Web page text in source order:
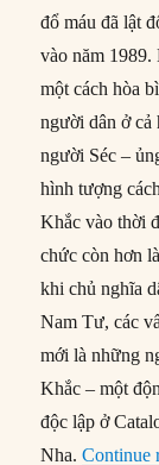
đổ máu đã lật
vào năm 1989.
một cách hòa
người dân ở cả
người Séc –
hình tượng
Khắc vào thời
chức còn hơn
khi chủ nghĩa
Nam Tư, các
mới là những
Khắc – một
độc lập ở
Nha.Continue